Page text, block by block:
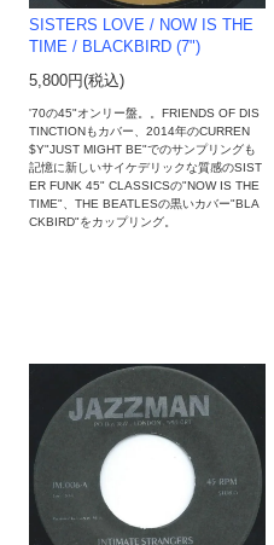
SISTERS LOVE / NOW IS THE
TIME / BLACKBIRD (7")
5,800円(税込)
'70の45"オンリー盤。。FRIENDS OF DIS
TINCTIONもカバー、2014年のCURREN
$Y"JUST MIGHT BE"でのサンプリングも
記憶に新しいサイケデリックな質感のSIST
ER FUNK 45" CLASSICSの"NOW IS THE
TIME"、THE BEATLESの黒いカバー"BLA
CKBIRD"をカップリング。